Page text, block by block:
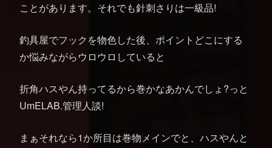
ことがあります。それでも針刺さりは一級品!
釣具屋でフックを物色した後、ポイントどこにする
か悩みながらウロウロしていると
折角ハスやん持ってるから巻かなあかんでしょ?っと
UmELAB.管理人談!
まぁそれなら1か所目は巻物メインでと、ハスやんと